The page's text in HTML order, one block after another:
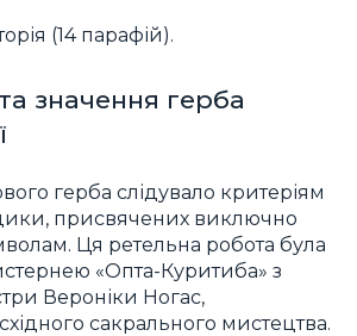
(14 парафій).
значення герба
герба слідувало критеріям
присвячених виключно
Ця ретельна робота була
«Опта-Куритиба» з
Вероніки Ногас,
східного сакрального мистецтва.